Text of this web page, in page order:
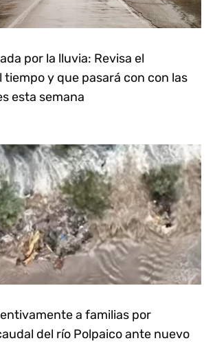
por la lluvia: Revisa el
tiempo y que pasará con con las
esta semana
a familias por
del río Polpaico ante nuevo